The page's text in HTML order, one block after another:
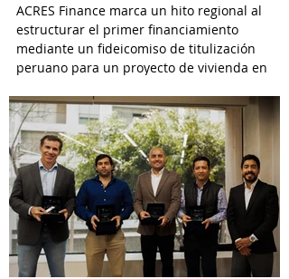
ACRES Finance marca un hito regional al
estructurar el primer financiamiento
mediante un fideicomiso de titulización
peruano para un proyecto de vivienda en